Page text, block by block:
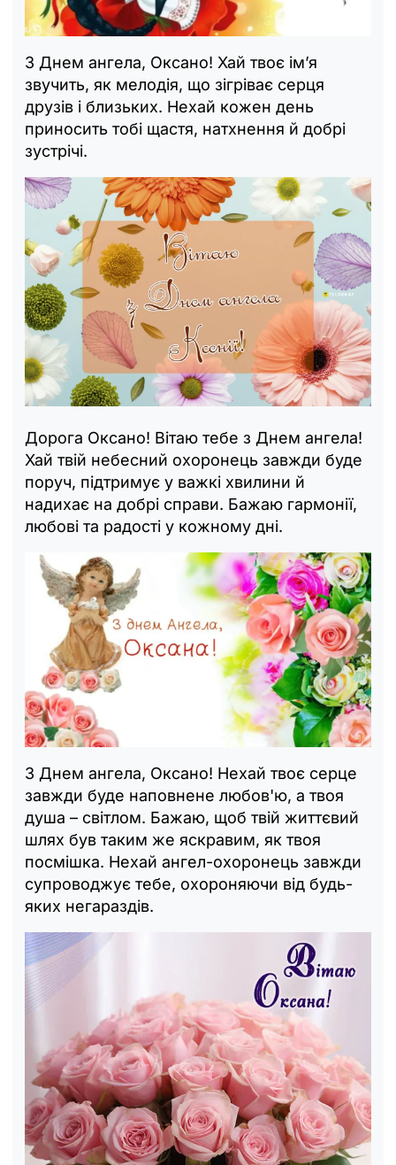
З Днем ангела, Оксано! Хай твоє ім’я
звучить, як мелодія, що зігріває серця
друзів і близьких. Нехай кожен день
приносить тобі щастя, натхнення й добрі
зустрічі.
Дорога Оксано! Вітаю тебе з Днем ангела!
Хай твій небесний охоронець завжди буде
поруч, підтримує у важкі хвилини й
надихає на добрі справи. Бажаю гармонії,
любові та радості у кожному дні.
З Днем ангела, Оксано! Нехай твоє серце
завжди буде наповнене любов'ю, а твоя
душа – світлом. Бажаю, щоб твій життєвий
шлях був таким же яскравим, як твоя
посмішка. Нехай ангел-охоронець завжди
супроводжує тебе, охороняючи від будь-
яких негараздів.